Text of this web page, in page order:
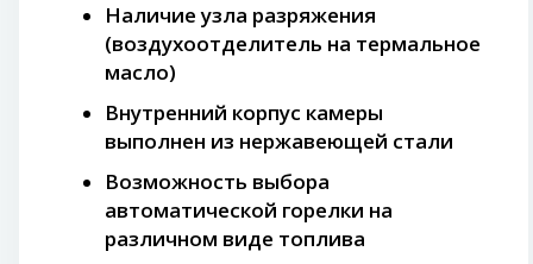
Наличие узла разряжения
(воздухоотделитель на термальное
масло)
Внутренний корпус камеры
выполнен из нержавеющей стали
Возможность выбора
автоматической горелки на
различном виде топлива